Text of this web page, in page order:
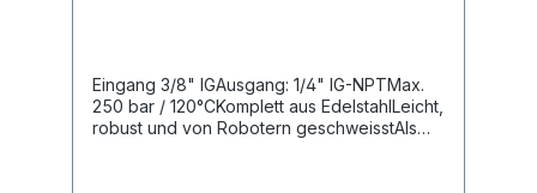
Eingang 3/8" IGAusgang: 1/4" IG-NPTMax.
250 bar / 120°CKomplett aus EdelstahlLeicht,
robust und von Robotern geschweisstAls